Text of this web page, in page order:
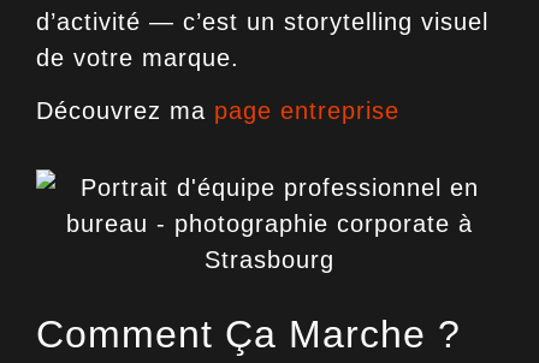
d’activité — c’est un storytelling visuel
de votre marque.
Découvrez ma page entreprise
Comment Ça Marche ?